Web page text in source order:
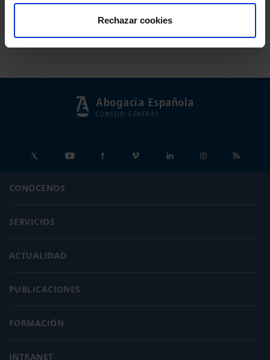
Rechazar cookies
Comparte:
Abogacía Española
CONSEJO GENERAL
CONÓCENOS
SERVICIOS
ACTUALIDAD
PUBLICACIONES
FORMACIÓN
INTRANET